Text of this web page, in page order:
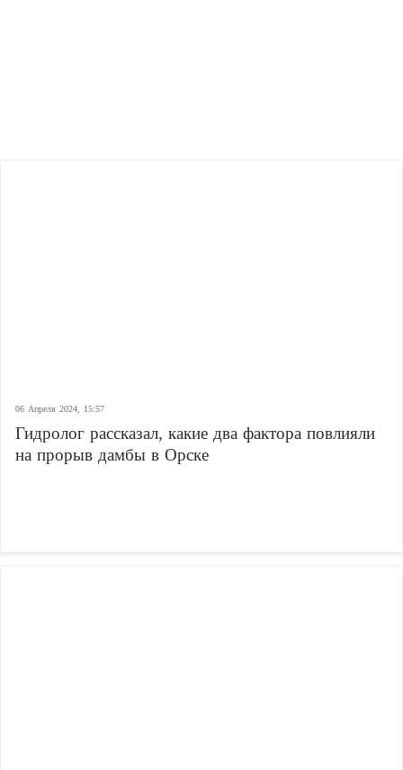
06 Апреля 2024, 15:57
Гидролог рассказал, какие два фактора повлияли
на прорыв дамбы в Орске